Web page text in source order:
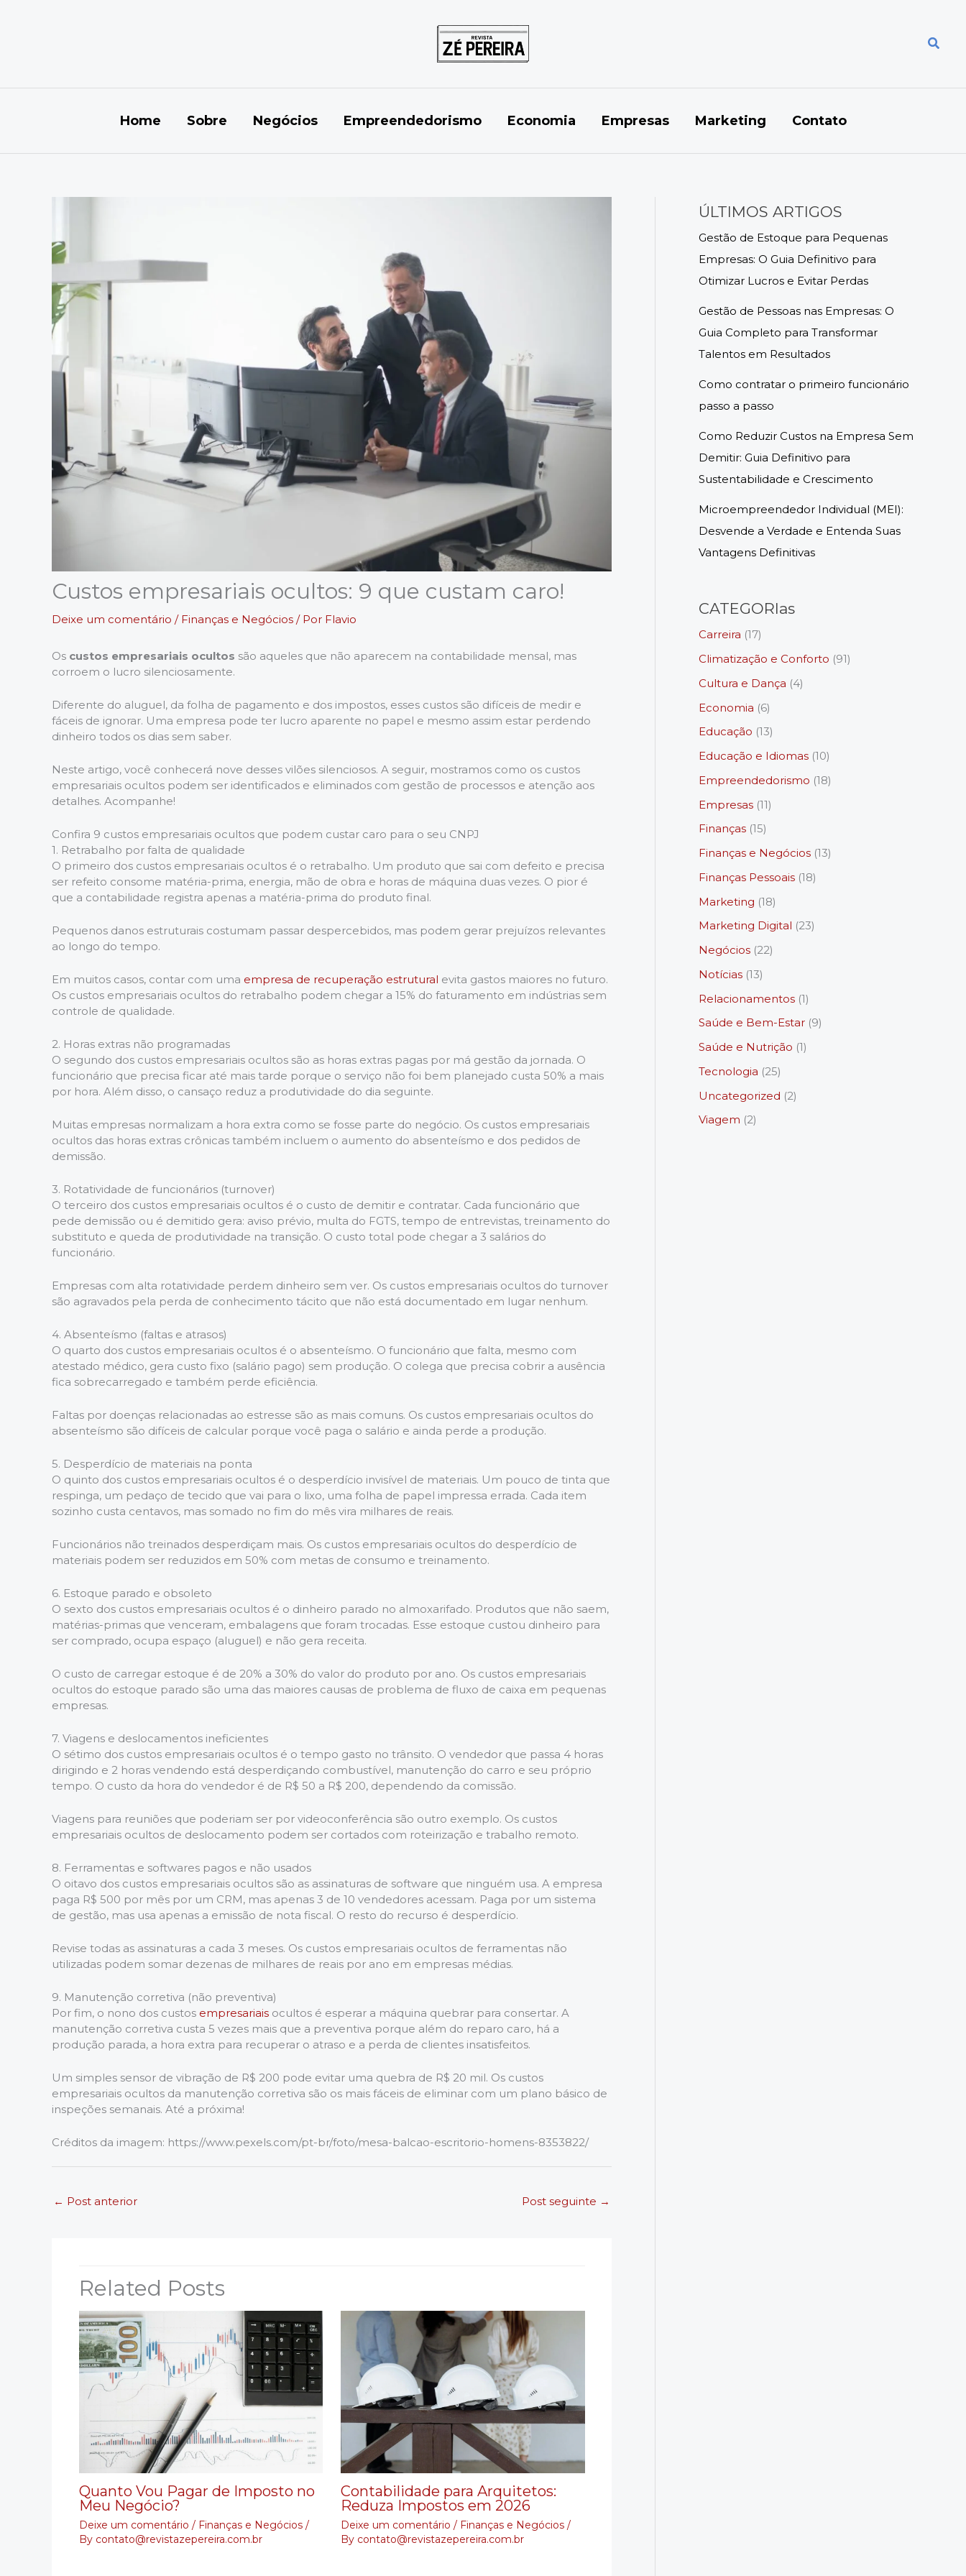
Home Sobre Negócios Empreendedorismo Economia Empresas Marketing Contato
Custos empresariais ocultos: 9 que custam caro!
Deixe um comentário / Finanças e Negócios / Por Flavio
Os custos empresariais ocultos são aqueles que não aparecem na contabilidade mensal, mas
corroem o lucro silenciosamente.
Diferente do aluguel, da folha de pagamento e dos impostos, esses custos são difíceis de medir e
fáceis de ignorar. Uma empresa pode ter lucro aparente no papel e mesmo assim estar perdendo
dinheiro todos os dias sem saber.
Neste artigo, você conhecerá nove desses vilões silenciosos. A seguir, mostramos como os custos
empresariais ocultos podem ser identificados e eliminados com gestão de processos e atenção aos
detalhes. Acompanhe!
Confira 9 custos empresariais ocultos que podem custar caro para o seu CNPJ
1. Retrabalho por falta de qualidade
O primeiro dos custos empresariais ocultos é o retrabalho. Um produto que sai com defeito e precisa
ser refeito consome matéria-prima, energia, mão de obra e horas de máquina duas vezes. O pior é
que a contabilidade registra apenas a matéria-prima do produto final.
Pequenos danos estruturais costumam passar despercebidos, mas podem gerar prejuízos relevantes
ao longo do tempo.
Em muitos casos, contar com uma empresa de recuperação estrutural evita gastos maiores no futuro.
Os custos empresariais ocultos do retrabalho podem chegar a 15% do faturamento em indústrias sem
controle de qualidade.
2. Horas extras não programadas
O segundo dos custos empresariais ocultos são as horas extras pagas por má gestão da jornada. O
funcionário que precisa ficar até mais tarde porque o serviço não foi bem planejado custa 50% a mais
por hora. Além disso, o cansaço reduz a produtividade do dia seguinte.
Muitas empresas normalizam a hora extra como se fosse parte do negócio. Os custos empresariais
ocultos das horas extras crônicas também incluem o aumento do absenteísmo e dos pedidos de
demissão.
3. Rotatividade de funcionários (turnover)
O terceiro dos custos empresariais ocultos é o custo de demitir e contratar. Cada funcionário que
pede demissão ou é demitido gera: aviso prévio, multa do FGTS, tempo de entrevistas, treinamento do
substituto e queda de produtividade na transição. O custo total pode chegar a 3 salários do
funcionário.
Empresas com alta rotatividade perdem dinheiro sem ver. Os custos empresariais ocultos do turnover
são agravados pela perda de conhecimento tácito que não está documentado em lugar nenhum.
4. Absenteísmo (faltas e atrasos)
O quarto dos custos empresariais ocultos é o absenteísmo. O funcionário que falta, mesmo com
atestado médico, gera custo fixo (salário pago) sem produção. O colega que precisa cobrir a ausência
fica sobrecarregado e também perde eficiência.
Faltas por doenças relacionadas ao estresse são as mais comuns. Os custos empresariais ocultos do
absenteísmo são difíceis de calcular porque você paga o salário e ainda perde a produção.
5. Desperdício de materiais na ponta
O quinto dos custos empresariais ocultos é o desperdício invisível de materiais. Um pouco de tinta que
respinga, um pedaço de tecido que vai para o lixo, uma folha de papel impressa errada. Cada item
sozinho custa centavos, mas somado no fim do mês vira milhares de reais.
Funcionários não treinados desperdiçam mais. Os custos empresariais ocultos do desperdício de
materiais podem ser reduzidos em 50% com metas de consumo e treinamento.
6. Estoque parado e obsoleto
O sexto dos custos empresariais ocultos é o dinheiro parado no almoxarifado. Produtos que não saem,
matérias-primas que venceram, embalagens que foram trocadas. Esse estoque custou dinheiro para
ser comprado, ocupa espaço (aluguel) e não gera receita.
O custo de carregar estoque é de 20% a 30% do valor do produto por ano. Os custos empresariais
ocultos do estoque parado são uma das maiores causas de problema de fluxo de caixa em pequenas
empresas.
7. Viagens e deslocamentos ineficientes
O sétimo dos custos empresariais ocultos é o tempo gasto no trânsito. O vendedor que passa 4 horas
dirigindo e 2 horas vendendo está desperdiçando combustível, manutenção do carro e seu próprio
tempo. O custo da hora do vendedor é de R$ 50 a R$ 200, dependendo da comissão.
Viagens para reuniões que poderiam ser por videoconferência são outro exemplo. Os custos
empresariais ocultos de deslocamento podem ser cortados com roteirização e trabalho remoto.
8. Ferramentas e softwares pagos e não usados
O oitavo dos custos empresariais ocultos são as assinaturas de software que ninguém usa. A empresa
paga R$ 500 por mês por um CRM, mas apenas 3 de 10 vendedores acessam. Paga por um sistema
de gestão, mas usa apenas a emissão de nota fiscal. O resto do recurso é desperdício.
Revise todas as assinaturas a cada 3 meses. Os custos empresariais ocultos de ferramentas não
utilizadas podem somar dezenas de milhares de reais por ano em empresas médias.
9. Manutenção corretiva (não preventiva)
Por fim, o nono dos custos empresariais ocultos é esperar a máquina quebrar para consertar. A
manutenção corretiva custa 5 vezes mais que a preventiva porque além do reparo caro, há a
produção parada, a hora extra para recuperar o atraso e a perda de clientes insatisfeitos.
Um simples sensor de vibração de R$ 200 pode evitar uma quebra de R$ 20 mil. Os custos
empresariais ocultos da manutenção corretiva são os mais fáceis de eliminar com um plano básico de
inspeções semanais. Até a próxima!
Créditos da imagem: https://www.pexels.com/pt-br/foto/mesa-balcao-escritorio-homens-8353822/
← Post anterior Post seguinte →
Related Posts
Quanto Vou Pagar de Imposto no
Meu Negócio?
Deixe um comentário / Finanças e Negócios/
By contato@revistazepereira.com.br
Contabilidade para Arquitetos:
Reduza Impostos em 2026
Deixe um comentário / Finanças e Negócios /
By contato@revistazepereira.com.br
ÚLTIMOS ARTIGOS
Gestão de Estoque para Pequenas
Empresas: O Guia Definitivo para
Otimizar Lucros e Evitar Perdas
Gestão de Pessoas nas Empresas: O
Guia Completo para Transformar
Talentos em Resultados
Como contratar o primeiro funcionário
passo a passo
Como Reduzir Custos na Empresa Sem
Demitir: Guia Definitivo para
Sustentabilidade e Crescimento
Microempreendedor Individual (MEI):
Desvende a Verdade e Entenda Suas
Vantagens Definitivas
CATEGORIas
Carreira (17)
Climatização e Conforto (91)
Cultura e Dança (4)
Economia (6)
Educação (13)
Educação e Idiomas (10)
Empreendedorismo (18)
Empresas (11)
Finanças (15)
Finanças e Negócios (13)
Finanças Pessoais (18)
Marketing (18)
Marketing Digital (23)
Negócios (22)
Notícias (13)
Relacionamentos (1)
Saúde e Bem-Estar (9)
Saúde e Nutrição (1)
Tecnologia (25)
Uncategorized (2)
Viagem (2)